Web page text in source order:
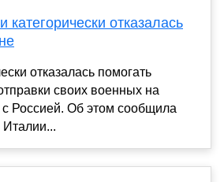
отказалась
отказалась помогать
своих военных на
Россией. Об этом сообщила